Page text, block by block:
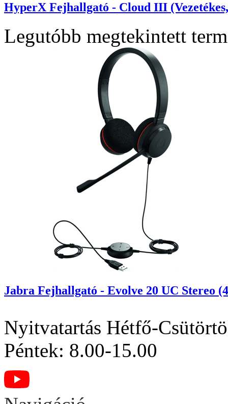
HyperX Fejhallgató - Cloud III
Legutóbb megtekintett
Jabra Fejhallgató - Evolve 20 UC Stereo
Nyitvatartás Hétfő-
Péntek: 8.00-15.00